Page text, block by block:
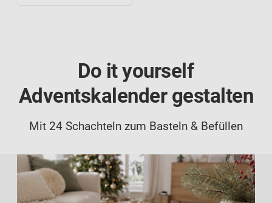
Do it yourself
Adventskalender gestalten
Mit 24 Schachteln zum Basteln & Befüllen